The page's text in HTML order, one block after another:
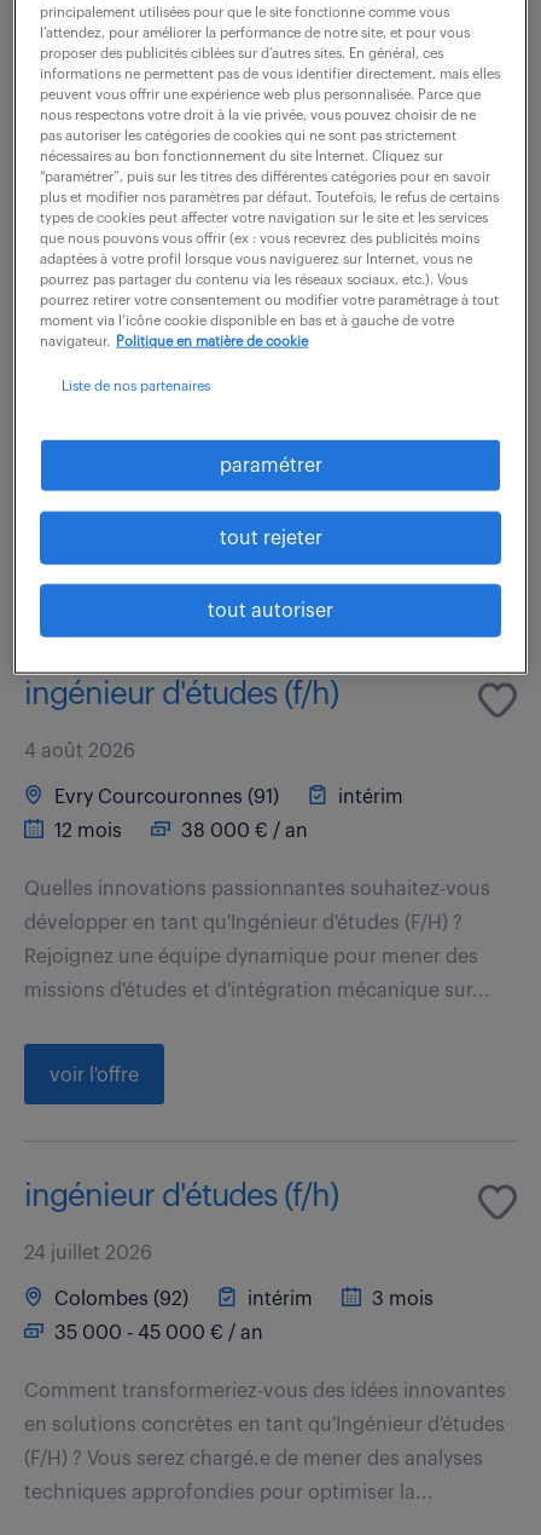
voir l'offre
ingénieur d'étude génie civil (f/h)
6 août 2026
St Denis (93)
CDI
40 000 - 45 000 € / an
Rattaché(e) directement au Responsable du Service
humaine (7 à 8 personnes), vous êtes le garant de la
faisabilité technique et de la...
ingénieur d'études (f/h)
4 août 2026
Evry Courcouronnes (91)
intérim
12 mois
38 000 € / an
Quelles innovations passionnantes souhaitez-vous
développer en tant qu'Ingénieur d'études (F/H) ?
Rejoignez une équipe dynamique pour mener des
missions d'études et d'intégration mécanique sur...
voir l'offre
ingénieur d'études (f/h)
24 juillet 2026
Colombes (92) intérim
3 mois
35 000 - 45 000 € / an
Comment transformeriez-vous des idées innovantes
en solutions concrètes en tant qu'Ingénieur d'études
(F/H) ? Vous serez chargé.e de mener des analyses
techniques approfondies pour optimiser la...
principalement utilisées pour que le site fonctionne comme vous
l’attendez, pour améliorer la performance de notre site, et pour vous
proposer des publicités ciblées sur d’autres sites. En général, ces
informations ne permettent pas de vous identifier directement, mais elles
peuvent vous offrir une expérience web plus personnalisée. Parce que
nous respectons votre droit à la vie privée, vous pouvez choisir de ne
pas autoriser les catégories de cookies qui ne sont pas strictement
nécessaires au bon fonctionnement du site Internet. Cliquez sur
“paramétrer”, puis sur les titres des différentes catégories pour en savoir
plus et modifier nos paramètres par défaut. Toutefois, le refus de certains
types de cookies peut affecter votre navigation sur le site et les services
que nous pouvons vous offrir (ex : vous recevrez des publicités moins
adaptées à votre profil lorsque vous naviguerez sur Internet, vous ne
pourrez pas partager du contenu via les réseaux sociaux, etc.). Vous
pourrez retirer votre consentement ou modifier votre paramétrage à tout
moment via l’icône cookie disponible en bas et à gauche de votre
navigateur.
Politique en matière de cookie
Liste de nos partenaires
paramétrer
tout rejeter
tout autoriser